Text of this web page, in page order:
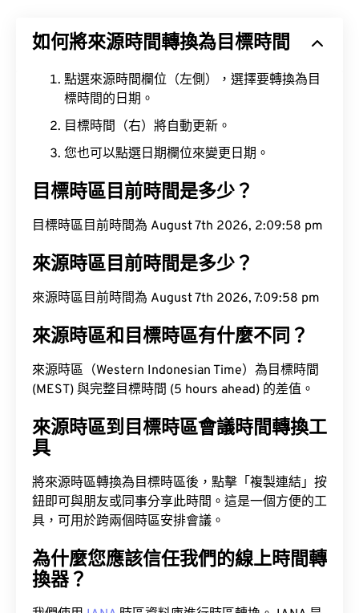
如何將來源時間轉換為目標時間
點選來源時間欄位（左側），選擇要轉換為目
標時間的日期。
目標時間（右）將自動更新。
您也可以點選日期欄位來變更日期。
目標時區目前時間是多少？
目標時區目前時間為 August 7th 2026, 2:09:58 pm
來源時區目前時間是多少？
來源時區目前時間為 August 7th 2026, 7:09:58 pm
來源時區和目標時區有什麼不同？
來源時區（Western Indonesian Time）為目標時間
(MEST) 與完整目標時間 (5 hours ahead) 的差值。
來源時區到目標時區會議時間轉換工
具
將來源時區轉換為目標時區後，點擊「複製連結」按
鈕即可與朋友或同事分享此時間。這是一個方便的工
具，可用於跨兩個時區安排會議。
為什麼您應該信任我們的線上時間轉
換器？